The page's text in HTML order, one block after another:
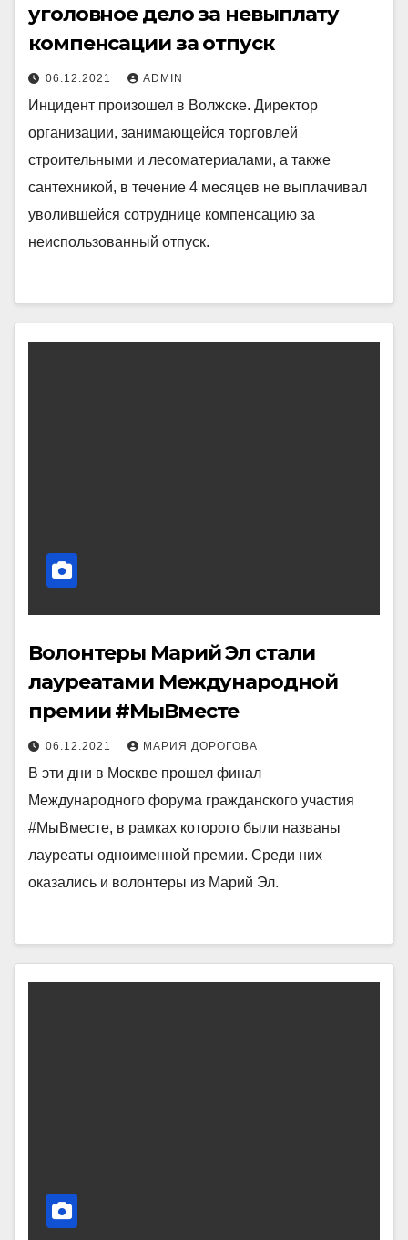
уголовное дело за невыплату
компенсации за отпуск
06.12.2021 ADMIN
Инцидент произошел в Волжске. Директор
организации, занимающейся торговлей
строительными и лесоматериалами, а также
сантехникой, в течение 4 месяцев не выплачивал
уволившейся сотруднице компенсацию за
неиспользованный отпуск.
Волонтеры Марий Эл стали
лауреатами Международной
премии #МыВместе
06.12.2021 МАРИЯ ДОРОГОВА
В эти дни в Москве прошел финал
Международного форума гражданского участия
#МыВместе, в рамках которого были названы
лауреаты одноименной премии. Среди них
оказались и волонтеры из Марий Эл.